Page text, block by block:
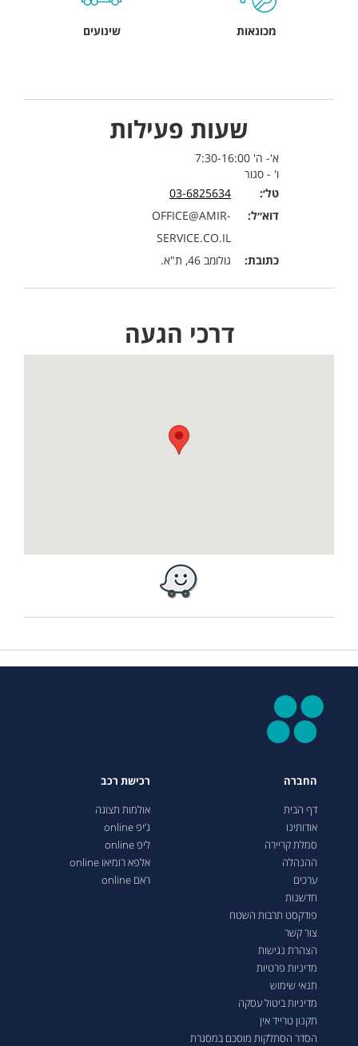
מכונאות שינועים
שעות פעילות
א'- ה' 7:30-16:00
ו' - סגור
טל׳:
03-6825634
דוא״ל:
OFFICE@AMIR-
SERVICE.CO.IL
כתובת:
גולומב 46, ת"א.
דרכי הגעה
החברה
דף הבית
אודותינו
סמלת קריירה
ההנהלה
ערכים
חדשנות
פודקסט תרבות השטח
צור קשר
הצהרת נגישות
מדיניות פרטיות
תנאי שימוש
מדיניות ביטול עסקה
תקנון טרייד אין
הסדר הסתלקות מוסכם במסגרת
רכישת רכב
אולמות תצוגה
ג’יפ online
ליפ online
אלפא רומיאו online
ראם online